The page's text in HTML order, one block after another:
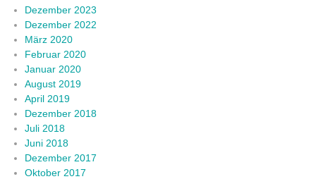
Dezember 2023
Dezember 2022
März 2020
Februar 2020
Januar 2020
August 2019
April 2019
Dezember 2018
Juli 2018
Juni 2018
Dezember 2017
Oktober 2017